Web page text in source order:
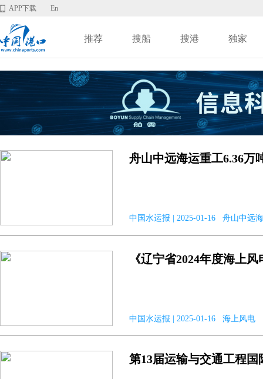
APP下载 En
推荐 搜船 搜港 独家
舟山中远海运重工6.36万
中国水运报 | 2025-01-16 舟山中远
《辽宁省2024年度海上
中国水运报 | 2025-01-16 海上风电
第13届运输与交通工程国